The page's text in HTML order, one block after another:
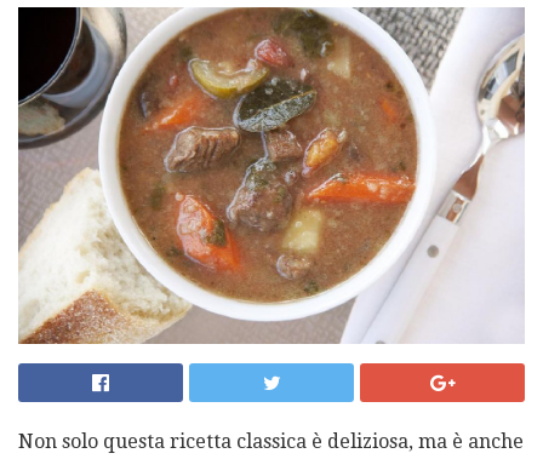
Non solo questa ricetta classica è deliziosa, ma è anche